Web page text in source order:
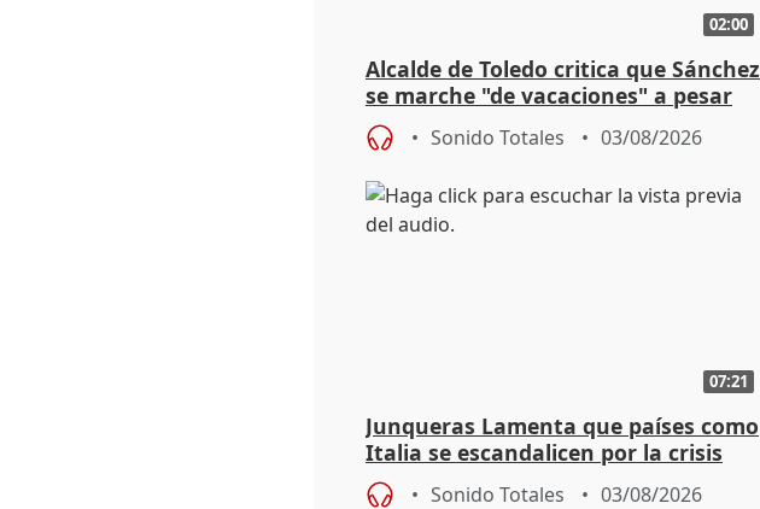
02:00
Alcalde de Toledo critica que Sánchez
se marche "de vacaciones" a pesar
de la crisis migratoria
Sonido Totales 03/08/2026
07:21
Junqueras Lamenta que países como
Italia se escandalicen por la crisis
migratoria
Sonido Totales 03/08/2026